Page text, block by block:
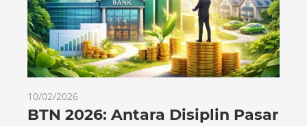
10/02/2026
BTN 2026: Antara Disiplin Pasar